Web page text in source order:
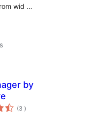
wid …
by
(3 aantal
beoordelingen
)